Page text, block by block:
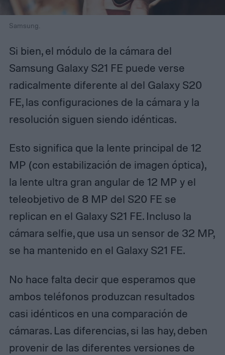
Samsung.
Si bien, el módulo de la cámara del
Samsung Galaxy S21 FE puede verse
radicalmente diferente al del Galaxy S20
FE, las configuraciones de la cámara y la
resolución siguen siendo idénticas.
Esto significa que la lente principal de 12
MP (con estabilización de imagen óptica),
la lente ultra gran angular de 12 MP y el
teleobjetivo de 8 MP del S20 FE se
replican en el Galaxy S21 FE. Incluso la
cámara selfie, que usa un sensor de 32 MP,
se ha mantenido en el Galaxy S21 FE.
No hace falta decir que esperamos que
ambos teléfonos produzcan resultados
casi idénticos en una comparación de
cámaras. Las diferencias, si las hay, deben
provenir de las diferentes versiones de